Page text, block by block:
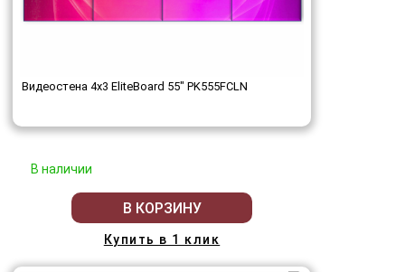
Видеостена 4x3 EliteBoard 55" PK555FCLN
В наличии
В КОРЗИНУ
Купить в 1 клик